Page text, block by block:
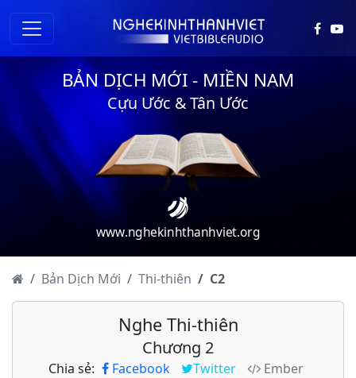
BẢN DỊCH MỚI - MIỀN NAM
Cựu Ước & Tân Ước
www.nghekinhthanhviet.org
Bản Dịch Mới Thi-thiên C2
Nghe Thi-thiên
Chương 2
Chia sẻ: Facebook Twitter
Ember